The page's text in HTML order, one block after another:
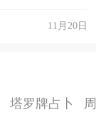
11月20日
塔罗牌占卜